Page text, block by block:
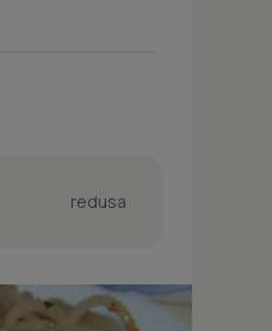
redusa